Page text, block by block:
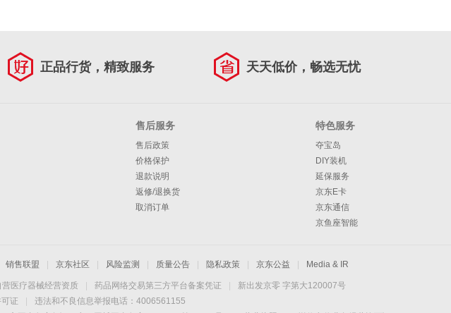
正品行货，精致服务 天天低价，畅选无忧
售后服务
售后政策
价格保护
退款说明
返修/退换货
取消订单
特色服务
夺宝岛
DIY装机
延保服务
京东E卡
京东通信
京鱼座智能
销售联盟 京东社区 风险监测 质量公告 隐私政策 京东公益 Media & IR
营医疗器械经营资质 药品网络交易第三方平台备案凭证
新出发京零 字第大120007号
证
违法和不良信息举报电话：4006561155